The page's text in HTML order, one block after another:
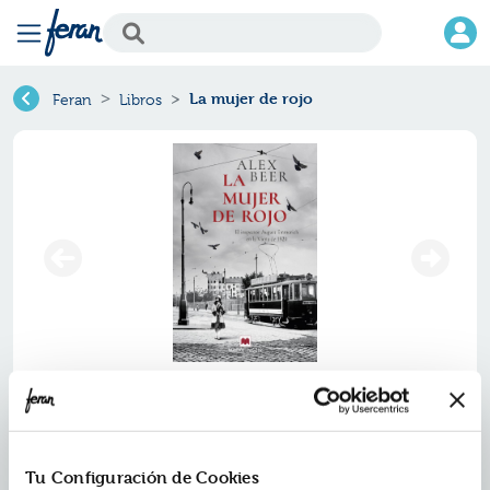
Tu Configuración de Cookies
Feran Libros La mujer de rojo
La mujer de rojo
ISBN:9788419110169